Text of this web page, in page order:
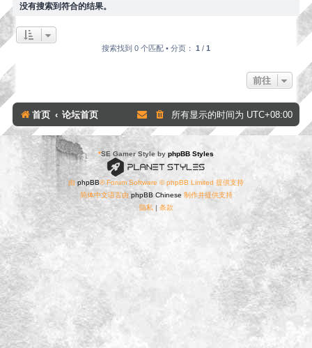
没有搜索到符合的结果。
搜索找到 0 个匹配 • 分页： 1 / 1
前往
首页 论坛首页 所有显示的时间为 UTC+08:00
*SE Gamer Style by phpBB Styles
由 phpBB® Forum Software © phpBB Limited 提供支持
简体中文语言由 phpBB Chinese 制作并提供支持
隐私 | 条款